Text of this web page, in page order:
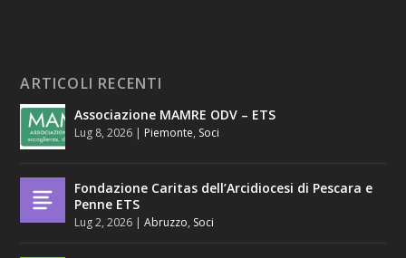
ARTICOLI RECENTI
Associazione MAMRE ODV – ETS
Lug 8, 2026 | Piemonte, Soci
Fondazione Caritas dell’Arcidiocesi di Pescara e
Penne ETS
Lug 2, 2026 |Abruzzo, Soci